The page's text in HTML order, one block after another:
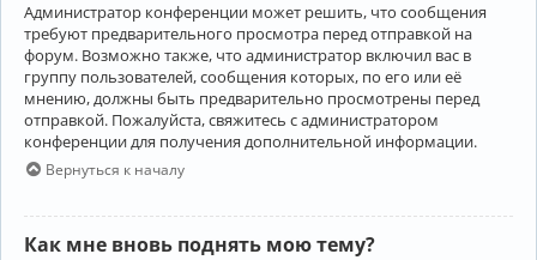
Администратор конференции может решить, что сообщения
требуют предварительного просмотра перед отправкой на
форум. Возможно также, что администратор включил вас в
группу пользователей, сообщения которых, по его или её
мнению, должны быть предварительно просмотрены перед
отправкой. Пожалуйста, свяжитесь с администратором
конференции для получения дополнительной информации.
Вернуться к началу
Как мне вновь поднять мою тему?